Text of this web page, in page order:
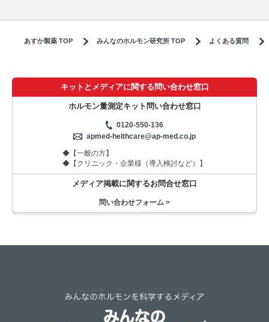
あすか製薬 TOP みんなのホルモン研究所 TOP よくある質問
キットとメディアに関する問い合わせ窓口
ホルモン量測定キット問い合わせ窓口
0120-550-136
apmed-helthcare@ap-med.co.jp
◆【一般の方】
◆【クリニック・企業様（導入検討など）】
メディア掲載に関するお問合せ窓口
問い合わせフォーム >